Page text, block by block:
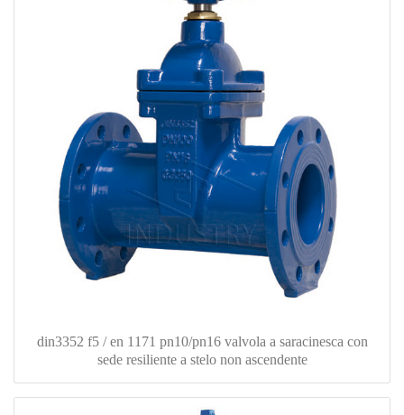
din3352 f5 / en 1171 pn10/pn16 valvola a saracinesca con
sede resiliente a stelo non ascendente